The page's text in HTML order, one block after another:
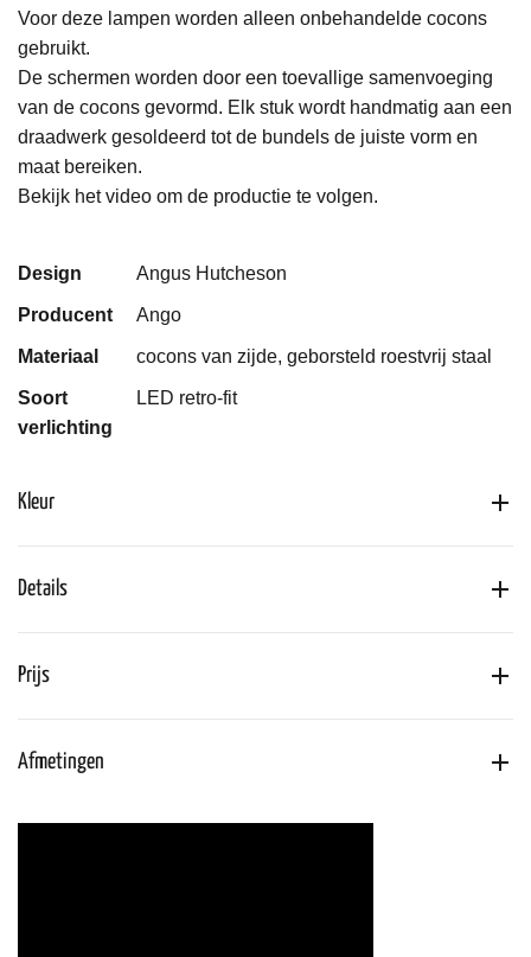
Voor deze lampen worden alleen onbehandelde cocons
gebruikt.
De schermen worden door een toevallige samenvoeging
van de cocons gevormd. Elk stuk wordt handmatig aan een
draadwerk gesoldeerd tot de bundels de juiste vorm en
maat bereiken.
Bekijk het video om de productie te volgen.
Design Angus Hutcheson
Producent Ango
Materiaal cocons van zijde, geborsteld roestvrij staal
Soort
verlichting
LED retro-fit
Kleur
Details
Prijs
Afmetingen